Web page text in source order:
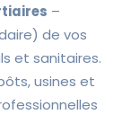
–
de vos
et sanitaires.
usines et